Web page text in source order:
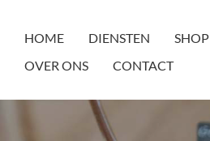
HOME DIENSTEN SHOP
OVER ONS
CONTACT